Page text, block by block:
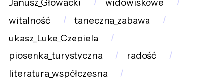
Janusz_Głowacki
widowiskowe
witalność
taneczna_zabawa
ukasz_Luke_Czepiela
piosenka_turystyczna
radość
literatura_współczesna